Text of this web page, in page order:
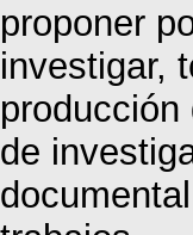
proponer
investigar,
de